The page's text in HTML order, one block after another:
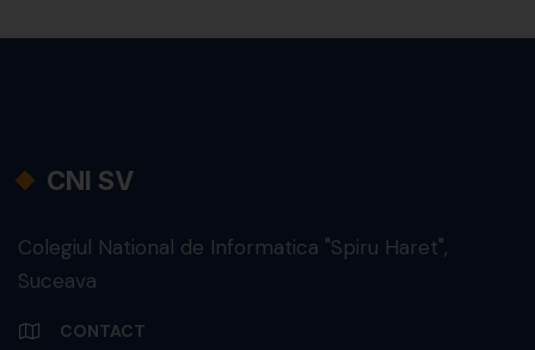
CNI SV
Colegiul National de Informatica "Spiru Haret",
Suceava
CONTACT